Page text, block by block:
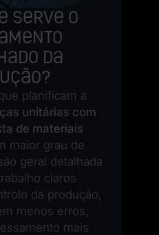
serve o
da
planificam a
unitárias com
de materiais
maior grau de
geral detalhada
claros
da produção,
menos erros,
mais